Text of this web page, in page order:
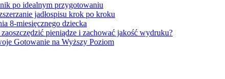
po idealnym przygotowaniu
jadłospisu krok po kroku
8-miesięcznego dziecka
pieniądze i zachować jakość wydruku?
Gotowanie na Wyższy Poziom